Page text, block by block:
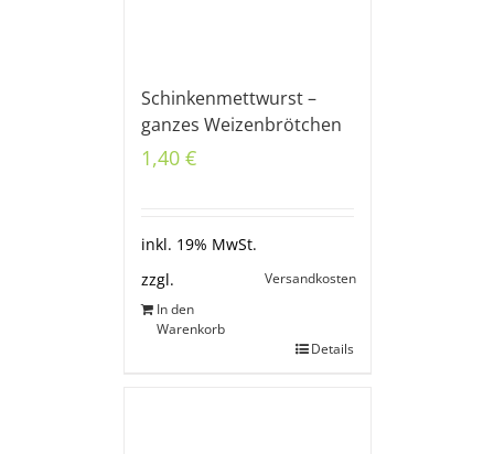
Schinkenmettwurst –
ganzes Weizenbrötchen
1,40 €
inkl. 19% MwSt.
zzgl.
Versandkosten
In den
Warenkorb
Details